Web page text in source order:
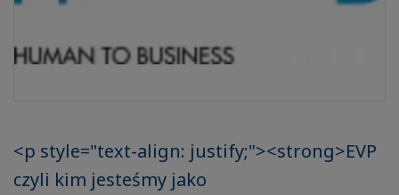
<p style="text-align: justify;"><strong>EVP
czyli kim jesteśmy jako